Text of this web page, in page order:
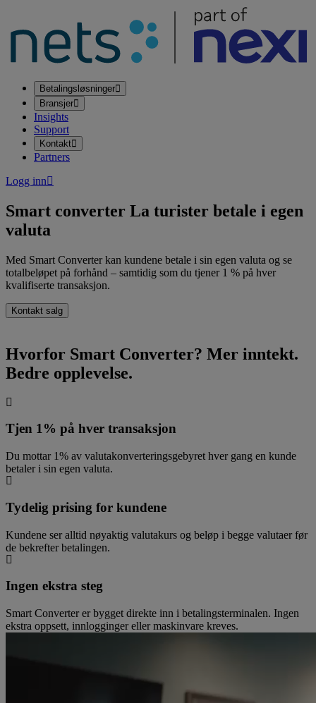
Betalingsløsninger
Bransjer
Insights
Support
Kontakt
Partners
Logg inn
Smart converter La turister betale i egen
valuta
Med Smart Converter kan kundene betale i sin egen valuta og se
totalbeløpet på forhånd – samtidig som du tjener 1 % på hver
kvalifiserte transaksjon.
Kontakt salg
Hvorfor Smart Converter? Mer inntekt.
Bedre opplevelse.
Tjen 1% på hver transaksjon
Du mottar 1% av valutakonverteringsgebyret hver gang en kunde
betaler i sin egen valuta.
Tydelig prising for kundene
Kundene ser alltid nøyaktig valutakurs og beløp i begge valutaer før
de bekrefter betalingen.
Ingen ekstra steg
Smart Converter er bygget direkte inn i betalingsterminalen. Ingen
ekstra oppsett, innlogginger eller maskinvare kreves.